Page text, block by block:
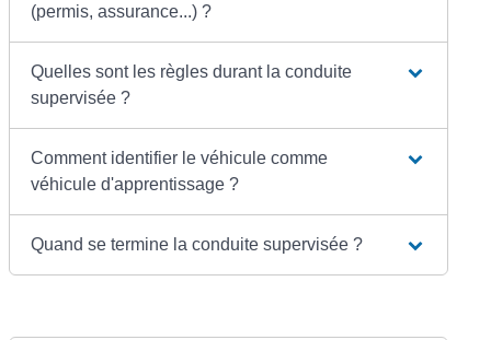
(permis, assurance...) ?
Quelles sont les règles durant la conduite
supervisée ?
Comment identifier le véhicule comme
véhicule d'apprentissage ?
Quand se termine la conduite supervisée ?